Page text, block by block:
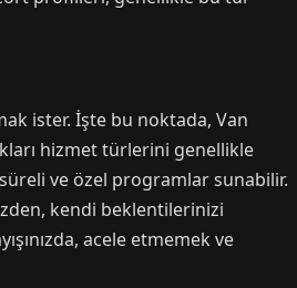
ister. İşte bu noktada, Van
hizmet türlerini genellikle
süreli ve özel programlar sunabilir.
kendi beklentilerinizi
acele etmemek ve